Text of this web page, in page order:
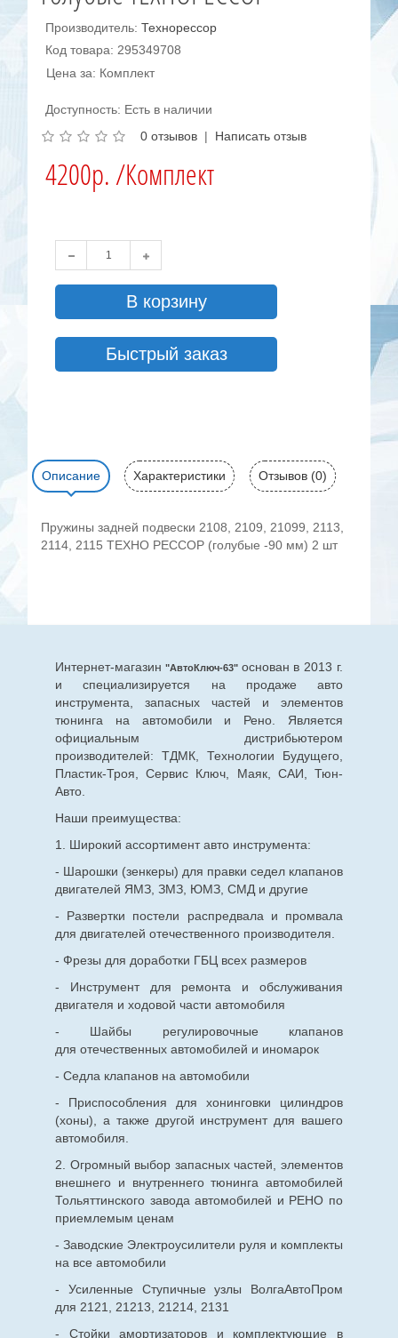
Производитель:Технорессор
Код товара: 295349708
Цена за: Комплект
Доступность: Есть в наличии
0 отзывов | Написать отзыв
4200р. /Комплект
В корзину
Быстрый заказ
Описание Характеристики Отзывов (0)
Пружины задней подвески 2108, 2109, 21099, 2113,
2114, 2115 ТЕХНО РЕССОР (голубые -90 мм) 2 шт
Интернет-магазин "АвтоКлюч-63" основан в 2013 г.
и специализируется на продаже авто
инструмента, запасных частей и элементов
тюнинга на автомобили и Рено. Является
официальным дистрибьютером
производителей: ТДМК, Технологии Будущего,
Пластик-Троя, Сервис Ключ, Маяк, САИ, Тюн-
Авто.
Наши преимущества:
1. Широкий ассортимент авто инструмента:
- Шарошки (зенкеры) для правки седел клапанов
двигателей ЯМЗ, ЗМЗ, ЮМЗ, СМД и другие
- Развертки постели распредвала и промвала
для двигателей отечественного производителя.
- Фрезы для доработки ГБЦ всех размеров
- Инструмент для ремонта и обслуживания
двигателя и ходовой части автомобиля
- Шайбы регулировочные клапанов
для отечественныхавтомобилей и иномарок
- Седла клапанов на автомобили
- Приспособления для хонинговки цилиндров
(хоны), а также другой инструмент для вашего
автомобиля.
2. Огромный выбор запасных частей, элементов
внешнего и внутреннего тюнинга автомобилей
Тольяттинского завода автомобилей и РЕНО по
приемлемым ценам
- Заводские Электроусилители руля и комплекты
на все автомобили
- Усиленные Ступичные узлы ВолгаАвтоПром
для 2121, 21213, 21214, 2131
- Стойки амортизаторов и комплектующие в